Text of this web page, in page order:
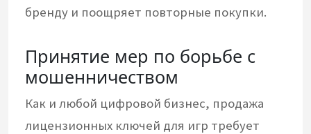
бренду и поощряет повторные покупки.
Принятие мер по борьбе с
мошенничеством
Как и любой цифровой бизнес, продажа
лицензионных ключей для игр требует